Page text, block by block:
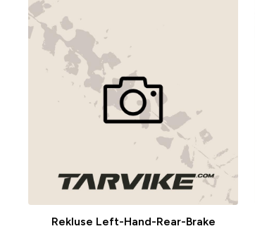
Rekluse Left-Hand-Rear-Brake